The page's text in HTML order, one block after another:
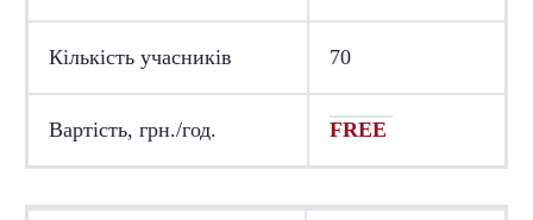
Кількість учасників 70
Вартість, грн./год. FREE